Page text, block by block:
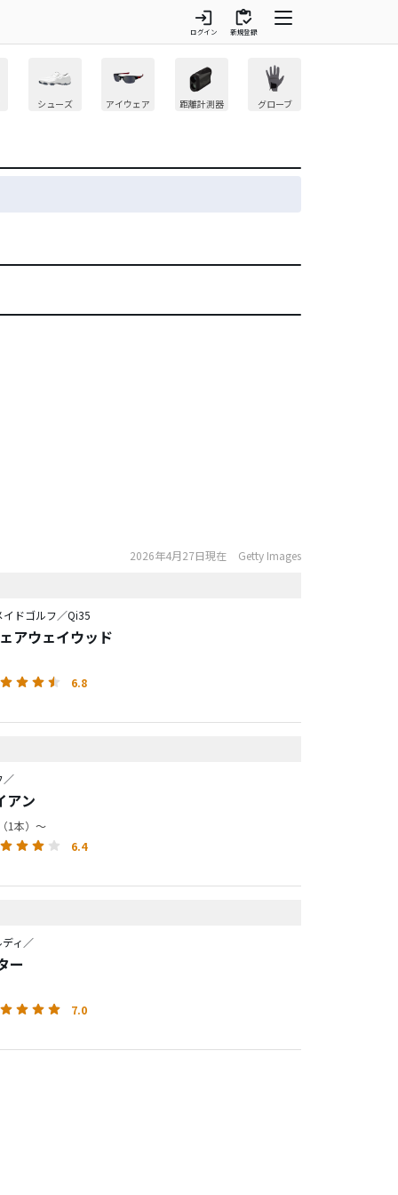
login
ログイン
inventory
新規登録
シューズ アイウェア 距離計測器 グローブ
2026年4月27日現在 Getty Images
イドゴルフ／Qi35
アウェイウッド
6.8
／
アン
1本）～
6.4
ィ／
ー
7.0